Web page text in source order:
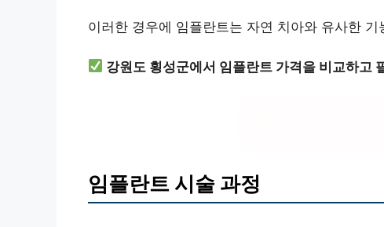
이러한 경우에 임플란트는 자연 치아와 유사한
강원도 횡성군에서 임플란트 가격을 비교하고
임플란트 시술 과정